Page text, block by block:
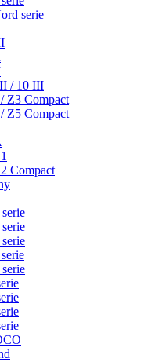
serie
/ 10 III
Z3 Compact
Z5 Compact
Compact